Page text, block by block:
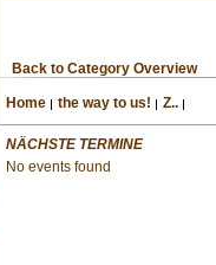
Back to Category Overview
Home the way to us! Z..
NÄCHSTE TERMINE
No events found